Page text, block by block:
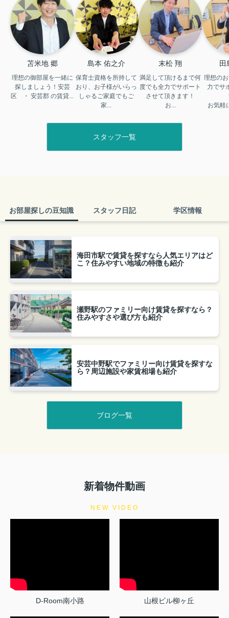
苫米地 郷
理想の御部屋を一緒に
探しましょう！安芸
区　・ 安芸郡 の賃貸...
島本 佑之介
保育士資格を所持して
おり、お子様がいらっ
しゃるご家庭でもご
家...
末松 翔
満足して頂けるまで何
度でも全力でサポート
させて頂きます！
お...
田
理想の
力でサ
お気軽
スタッフ一覧
お部屋探しの豆知識 スタッフ日記 学区情報
海田市駅で賃貸を探すなら人気エリアはど
こ？住みやすい地域の特徴も紹介
瀬野駅のファミリー向け賃貸を探すなら？
住みやすさや選び方も紹介
安芸中野駅でファミリー向け賃貸を探すな
ら？周辺施設や家賃相場も紹介
ブログ一覧
新着物件動画
NEW VIDEO
D-Room南小路 山根ビル柳ヶ丘